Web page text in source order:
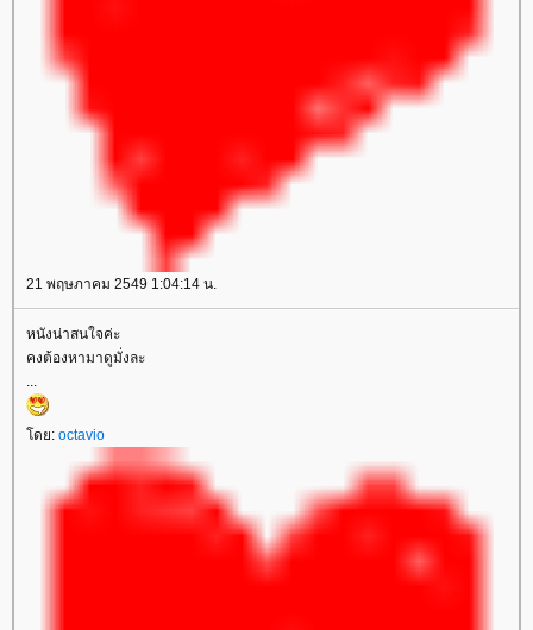
21 พฤษภาคม 2549 1:04:14 น.
หนังน่าสนใจค่ะ
คงต้องหามาดูมั่งละ
ดย: octavio